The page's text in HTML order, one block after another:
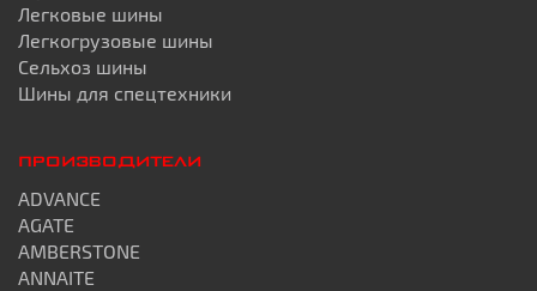
Легковые шины
Легкогрузовые шины
Сельхоз шины
Шины для спецтехники
ПРОИЗВОДИТЕЛИ
ADVANCE
AGATE
AMBERSTONE
ANNAITE